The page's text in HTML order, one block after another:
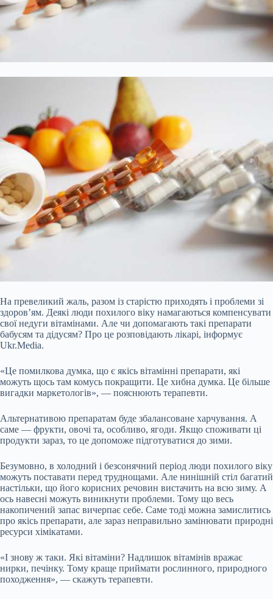
На превеликий жаль, разом із старістю приходять і проблеми зі
здоров’ям. Деякі люди похилого віку намагаються компенсувати
свої недуги вітамінами. Але чи допомагають такі препарати
бабусям та дідусям? Про це розповідають лікарі, інформує
Ukr.Media.
«Це помилкова думка, що є якісь вітамінні препарати, які
можуть щось там комусь покращити. Це хибна думка. Це більше
вигадки маркетологів», — пояснюють терапевти.
Альтернативою препаратам буде збалансоване харчування. А
саме — фрукти, овочі та, особливо, ягоди. Якщо споживати ці
продукти зараз, то це допоможе підготуватися до зими.
Безумовно, в холодний і безсонячний період люди похилого віку
можуть поставати перед труднощами. Але нинішній стіл багатий
настільки, що його корисних речовин вистачить на всю зиму. А
ось навесні можуть виникнути проблеми. Тому що весь
накопичений запас вичерпає себе. Саме тоді можна замислитись
про якісь препарати, але зараз неправильно замінювати природні
ресурси хімікатами.
«І знову ж таки. Які вітаміни? Надлишок вітамінів вражає
нирки, печінку. Тому краще приймати рослинного, природного
походження», — скажуть терапевти.